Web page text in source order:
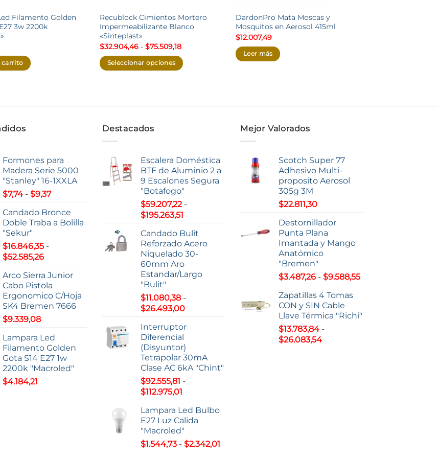
Filamento Golden
3w 2200k
carrito
Recublock Cimientos Mortero
Impermeabilizante Blanco
«Sinteplast»
$32.904,46 - $75.509,18Rango
precios:
desde
Seleccionar opciones
pueden
elegir
producto
DardonPro Mata Moscas y
Mosquitos en Aerosol 415ml
$12.007,49
Leer más
Formones para
Madera Serie 5000
"Stanley" 16-1XXLA
$7,74 - $9,37Rango
precios:
desde
Candado Bronce
Doble Traba a Bolilla
"Sekur"
$16.846,35 -
$52.585,26Rango
precios:
desde
$16.846,35
hasta
Arco Sierra Junior
Cabo Pistola
Ergonomico C/Hoja
SK4 Bremen 7666
$9.339,08
Lampara Led
Filamento Golden
Gota S14 E27 1w
2200k "Macroled"
$4.184,21
Destacados
Escalera Doméstica
BTF de Aluminio 2 a
9 Escalones Segura
"Botafogo"
$59.207,22 -
$195.263,51
precios:
desde
$59.207,22
hasta
$195.263,51
Candado Bulit
Reforzado Acero
Niquelado 30-
60mm Aro
Estandar/Largo
"Bulit"
$11.080,38 -
$26.493,00Rango
precios:
$11.080,38
hasta
$26.493,00
Interruptor
Diferencial
(Disyuntor)
Tetrapolar 30mA
Clase AC 6kA "Chint"
$92.555,81 -
$112.975,01
precios:
desde
hasta
Lampara Led Bulbo
E27 Luz Calida
"Macroled"
$1.544,73 - $2.342,01
Mejor Valorados
Scotch Super 77
Adhesivo Multi-
proposito Aerosol
305g 3M
$22.811,30
Destornillador
Punta Plana
Imantada y Mango
Anatómico
"Bremen"
$3.487,26 - $9.588,55Rango
Zapatillas 4 Tomas
CON y SIN Cable
Llave Térmica "Richi"
$13.783,84 -
$26.083,54Rango